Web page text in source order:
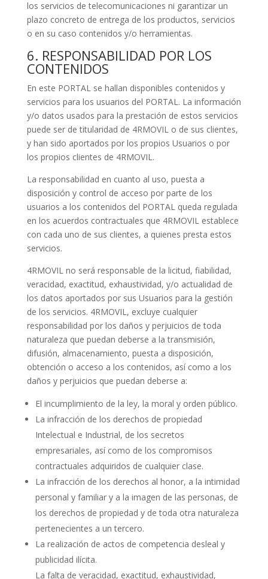
los servicios de telecomunicaciones ni garantizar un
plazo concreto de entrega de los productos, servicios
o en su caso contenidos y/o herramientas.
6. RESPONSABILIDAD POR LOS
CONTENIDOS
En este PORTAL se hallan disponibles contenidos y
servicios para los usuarios del PORTAL. La información
y/o datos usados para la prestación de estos servicios
puede ser de titularidad de 4RMOVIL o de sus clientes,
y han sido aportados por los propios Usuarios o por
los propios clientes de 4RMOVIL.
La responsabilidad en cuanto al uso, puesta a
disposición y control de acceso por parte de los
usuarios a los contenidos del PORTAL queda regulada
en los acuerdos contractuales que 4RMOVIL establece
con cada uno de sus clientes, a quienes presta estos
servicios.
4RMOVIL no será responsable de la licitud, fiabilidad,
veracidad, exactitud, exhaustividad, y/o actualidad de
los datos aportados por sus Usuarios para la gestión
de los servicios. 4RMOVIL, excluye cualquier
responsabilidad por los daños y perjuicios de toda
naturaleza que puedan deberse a la transmisión,
difusión, almacenamiento, puesta a disposición,
obtención o acceso a los contenidos, así como a los
daños y perjuicios que puedan deberse a:
El incumplimiento de la ley, la moral y orden público.
La infracción de los derechos de propiedad
Intelectual e Industrial, de los secretos
empresariales, así como de los compromisos
contractuales adquiridos de cualquier clase.
La infracción de los derechos al honor, a la intimidad
personal y familiar y a la imagen de las personas, de
los derechos de propiedad y de toda otra naturaleza
pertenecientes a un tercero.
La realización de actos de competencia desleal y
publicidad ilícita.
La falta de veracidad, exactitud, exhaustividad,